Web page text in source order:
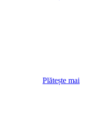
Plătește mai